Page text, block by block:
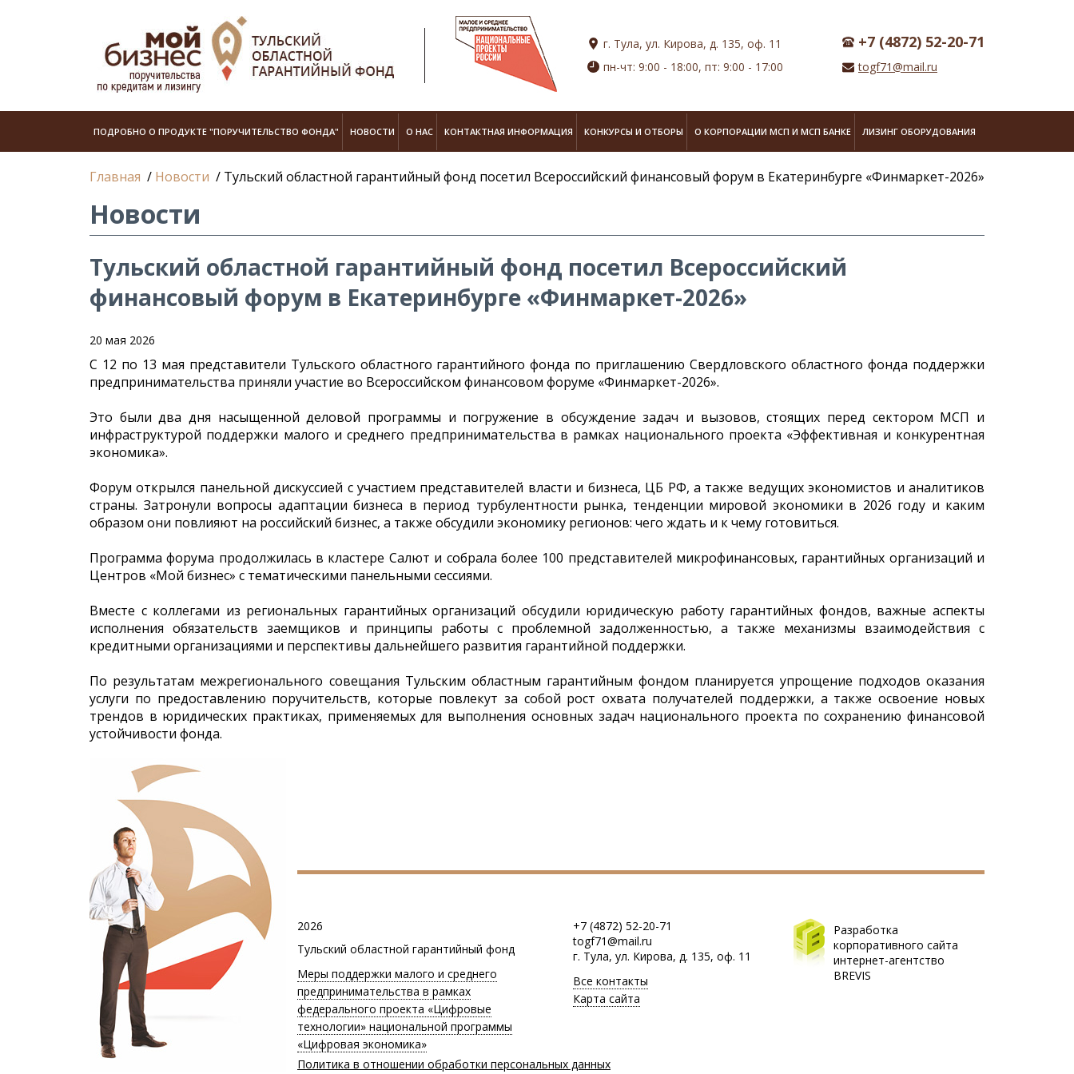
г. Тула, ул. Кирова, д. 135, оф. 11
пн-чт: 9:00 - 18:00, пт: 9:00 - 17:00
+7 (4872) 52-20-71
togf71@mail.ru
ПОДРОБНО О ПРОДУКТЕ "ПОРУЧИТЕЛЬСТВО ФОНДА" НОВОСТИ О НАС КОНТАКТНАЯ ИНФОРМАЦИЯ КОНКУРСЫ И ОТБОРЫ О КОРПОРАЦИИ МСП И МСП БАНКЕ ЛИЗИНГ ОБОРУДОВАНИЯ
Главная / Новости / Тульский областной гарантийный фонд посетил Всероссийский финансовый форум в Екатеринбурге «Финмаркет-2026»
Новости
Тульский областной гарантийный фонд посетил Всероссийский
финансовый форум в Екатеринбурге «Финмаркет-2026»
20 мая 2026
С 12 по 13 мая представители Тульского областного гарантийного фонда по приглашению Свердловского областного фонда поддержки
предпринимательства приняли участие во Всероссийском финансовом форуме «Финмаркет-2026».
Это были два дня насыщенной деловой программы и погружение в обсуждение задач и вызовов, стоящих перед сектором МСП и
инфраструктурой поддержки малого и среднего предпринимательства в рамках национального проекта «Эффективная и конкурентная
экономика».
Форум открылся панельной дискуссией с участием представителей власти и бизнеса, ЦБ РФ, а также ведущих экономистов и аналитиков
страны. Затронули вопросы адаптации бизнеса в период турбулентности рынка, тенденции мировой экономики в 2026 году и каким
образом они повлияют на российский бизнес, а также обсудили экономику регионов: чего ждать и к чему готовиться.
Программа форума продолжилась в кластере Салют и собрала более 100 представителей микрофинансовых, гарантийных организаций и
Центров «Мой бизнес» с тематическими панельными сессиями.
Вместе с коллегами из региональных гарантийных организаций обсудили юридическую работу гарантийных фондов, важные аспекты
исполнения обязательств заемщиков и принципы работы с проблемной задолженностью, а также механизмы взаимодействия с
кредитными организациями и перспективы дальнейшего развития гарантийной поддержки.
По результатам межрегионального совещания Тульским областным гарантийным фондом планируется упрощение подходов оказания
услуги по предоставлению поручительств, которые повлекут за собой рост охвата получателей поддержки, а также освоение новых
трендов в юридических практиках, применяемых для выполнения основных задач национального проекта по сохранению финансовой
устойчивости фонда.
2026
Тульский областной гарантийный фонд
Меры поддержки малого и среднего
предпринимательства в рамках
федерального проекта «Цифровые
технологии» национальной программы
«Цифровая экономика»
+7 (4872) 52-20-71
togf71@mail.ru
г. Тула, ул. Кирова, д. 135, оф. 11
Все контакты
Карта сайта
Разработка
корпоративного сайта
интернет-агентство
BREVIS
Политика в отношении обработки персональных данных